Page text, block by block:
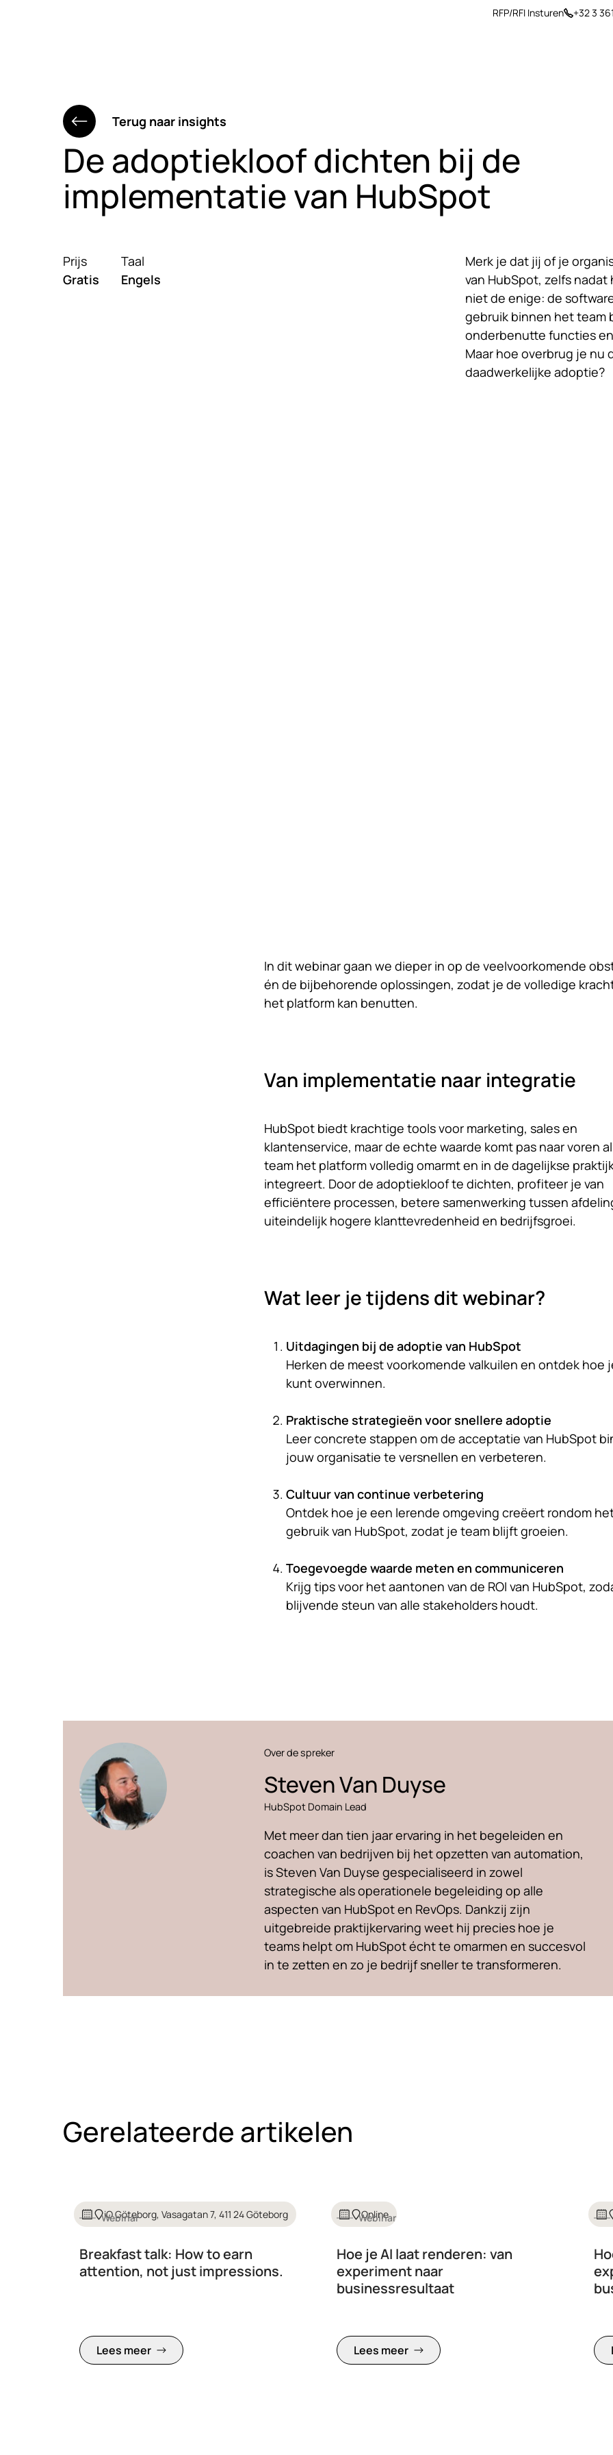
RFP/RFI Insturen +32 3
Terug naar insights
De adoptiekloof dichten bij de
implementatie van HubSpot
Prijs
Gratis
Taal
Engels
Merk je dat jij of je
van HubSpot, zelfs
niet de enige: de
gebruik binnen het team
onderbenutte functies
Maar hoe overbrug je nu
daadwerkelijke adoptie?
In dit webinar gaan we dieper in op de veelvoorkomende
én de bijbehorende oplossingen, zodat je de volledige
het platform kan benutten.
Van implementatie naar integratie
HubSpot biedt krachtige tools voor marketing, sales en
klantenservice, maar de echte waarde komt pas naar voren
team het platform volledig omarmt en in de dagelijkse
integreert. Door de adoptiekloof te dichten, profiteer je van
efficiëntere processen, betere samenwerking tussen
uiteindelijk hogere klanttevredenheid en bedrijfsgroei.
Wat leer je tijdens dit webinar?
Uitdagingen bij de adoptie van HubSpot
Herken de meest voorkomende valkuilen en ontdek hoe
kunt overwinnen.
Praktische strategieën voor snellere adoptie
Leer concrete stappen om de acceptatie van HubSpot
jouw organisatie te versnellen en verbeteren.
Cultuur van continue verbetering
Ontdek hoe je een lerende omgeving creëert rondom
gebruik van HubSpot, zodat je team blijft groeien.
Toegevoegde waarde meten en communiceren
Krijg tips voor het aantonen van de ROI van HubSpot,
blijvende steun van alle stakeholders houdt.
Over de spreker
Steven Van Duyse
HubSpot Domain Lead
Met meer dan tien jaar ervaring in het begeleiden en
coachen van bedrijven bij het opzetten van automation,
is Steven Van Duyse gespecialiseerd in zowel
strategische als operationele begeleiding op alle
aspecten van HubSpot en RevOps. Dankzij zijn
uitgebreide praktijkervaring weet hij precies hoe je
teams helpt om HubSpot écht te omarmen en succesvol
in te zetten en zo je bedrijf sneller te transformeren.
Gerelateerde artikelen
iO Göteborg, Vasagatan 7, 411 24 Göteborg
Webinar
Breakfast talk: How to earn
attention, not just impressions.
Lees meer
Online
Webinar
Hoe je AI laat renderen: van
experiment naar
businessresultaat
Lees meer